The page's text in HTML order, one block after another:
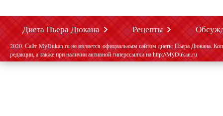
Диета Пьера Дюкана Рецепты
2020. Сайт MyDukan.ru не является официальным сайтом диеты Пьера Дюкана.
редакции, а также при наличии активной гиперссылки на http://MyDukan.ru